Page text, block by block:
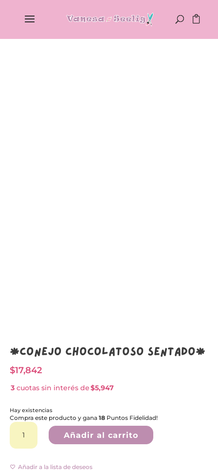
*Conejo chocolatoso Sentado*
$17,842
3 cuotas sin interés de$5,947
Hay existencias
Compra este producto y gana18 Puntos Fidelidad!
*Conejo
chocolatoso
cantidad
Añadir al carrito
Añadir a la lista de deseos